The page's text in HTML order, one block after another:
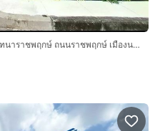
บ้านเดี่ยว 2 ชั้น 53.5 ตร.ว. หมู่บ้านมัณฑนาราชพฤกษ์ ถนนราชพฤกษ์ เมืองนนทบุรี นนทบุรี